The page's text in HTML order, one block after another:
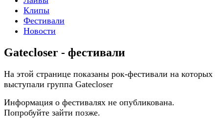
Клипы
Фестивали
Новости
Gatecloser - фестивали
На этой странице показаны рок-фестивали на которых
выступали группа Gatecloser
Информация о фестивалях не опубликована.
Попробуйте зайти позже.